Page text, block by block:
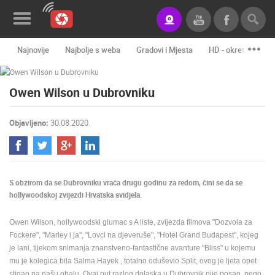
Novosti&Blog
Kategorije
Lokacije
Event&Site
Povijest
Karta
KONTAKTIRAJTE
Najnovije Najbolje s weba Gradovi i Mjesta HD - okretne
Owen Wilson u Dubrovniku
Objavljeno: 30.08.2020.
S obzirom da se Dubrovniku vraća drugu godinu za redom, čini se da se
hollywoodskoj zvijezdi Hrvatska svidjela.
Owen Wilson, hollywoodski glumac s A liste, zvijezda filmova "Dozvola za
Fockere", "Marley i ja", "Lovci na djeveruše", "Hotel Grand Budapest", kojeg
je lani, tijekom snimanja znanstveno-fantastične avanture "Bliss" u kojemu
mu je kolegica bila Salma Hayek , totalno oduševio Split, ovog je ljeta opet